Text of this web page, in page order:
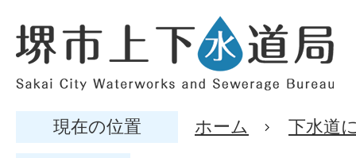
現在の位置 ホーム 下水道